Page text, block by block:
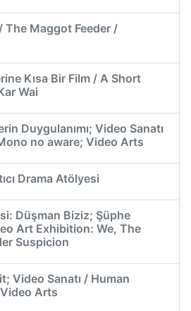
The Maggot Feeder /
Kısa Bir Film / A Short
Wai
Duygulanımı; Video Sanatı
no aware; Video Arts
Drama Atölyesi
Düşman Biziz; Şüphe
Art Exhibition: We, The
Suspicion
Video Sanatı / Human
Arts